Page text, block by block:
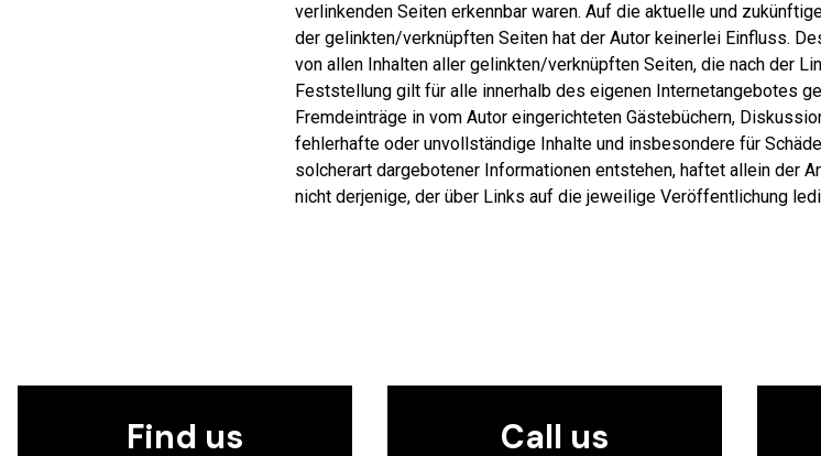
verlinkenden Seiten erkennbar waren. Auf die aktuelle und
der gelinkten/verknüpften Seiten hat der Autor keinerlei Einfluss.
von allen Inhalten aller gelinkten/verknüpften Seiten, die nach der
Feststellung gilt für alle innerhalb des eigenen Internetangebotes
Fremdeinträge in vom Autor eingerichteten Gästebüchern,
fehlerhafte oder unvollständige Inhalte und insbesondere für
solcherart dargebotener Informationen entstehen, haftet allein der
nicht derjenige, der über Links auf die jeweilige Veröffentlichung
Find us Call us